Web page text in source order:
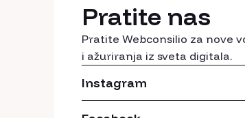
Pratite nas
Pratite Webconsilio za nove
i ažuriranja iz sveta digitala.
Instagram